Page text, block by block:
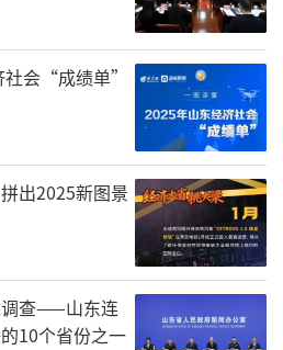
举办，中物智库在会场上
国物业品牌影响力百强企
社会“成绩单”
出2025新图景
调查——山东连
10个省份之一